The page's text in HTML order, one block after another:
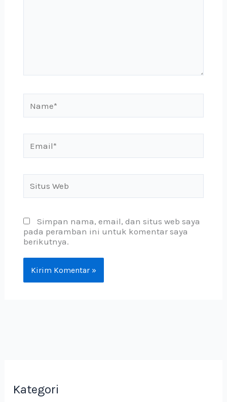
Web
Simpan nama, email, dan situs web saya
pada peramban ini untuk komentar saya
berikutnya.
Kategori